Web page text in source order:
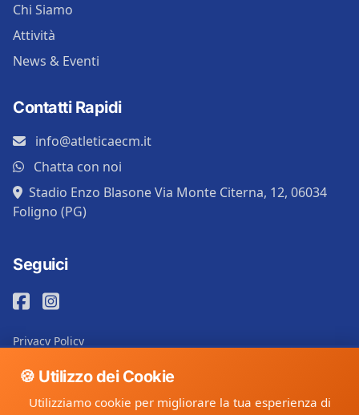
Chi Siamo
Attività
News & Eventi
Contatti Rapidi
info@atleticaecm.it
Chatta con noi
Stadio Enzo Blasone Via Monte Citerna, 12, 06034
Foligno (PG)
Seguici
Privacy Policy
🍪 Utilizzo dei Cookie
Utilizziamo cookie per migliorare la tua esperienza di